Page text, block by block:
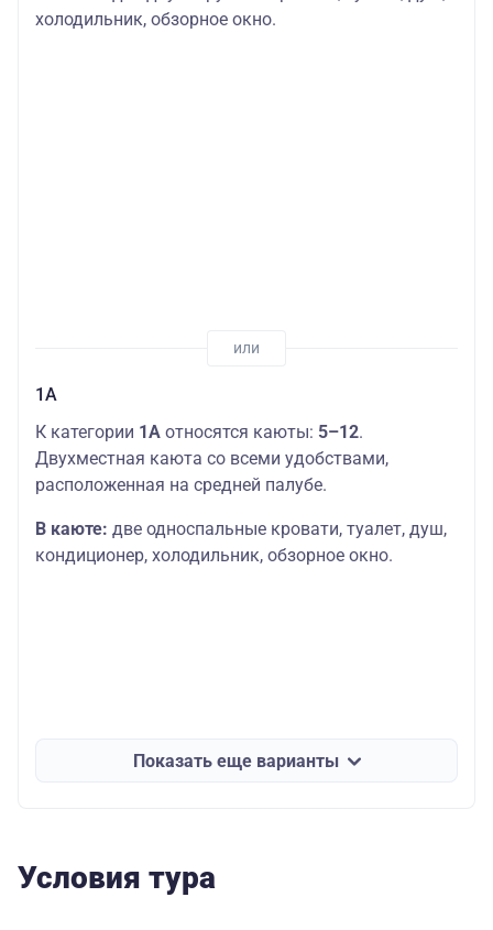
холодильник, обзорное окно.
1А
К категории 1А относятся каюты: 5–12.
Двухместная каюта со всеми удобствами,
расположенная на средней палубе.
В каюте: две односпальные кровати, туалет, душ,
кондиционер, холодильник, обзорное окно.
Показать еще варианты
Условия тура